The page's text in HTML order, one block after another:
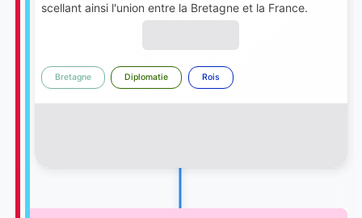
scellant ainsi l'union entre la Bretagne et la France.
Bretagne Diplomatie Rois